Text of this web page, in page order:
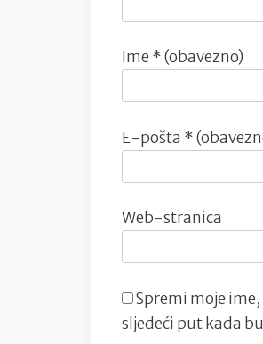
Ime * (obavezno)
E-pošta *
Web-stranica
Spremi moje
sljedeći put kada